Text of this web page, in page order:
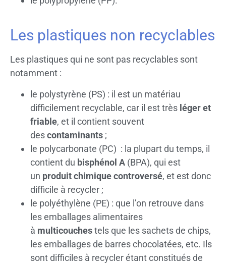
Les plastiques non recyclables
Les plastiques qui ne sont pas recyclables sont
notamment :
le polystyrène (PS) : il est un matériau
difficilement recyclable, car il est très léger et
friable, et il contient souvent
descontaminants ;
le polycarbonate (PC) : la plupart du temps, il
contient du bisphénol A (BPA), qui est
un produit chimique controversé, et est donc
difficile à recycler ;
le polyéthylène (PE) : que l’on retrouve dans
les emballages alimentaires
à multicouchestels que les sachets de chips,
les emballages de barres chocolatées, etc. Ils
sont difficiles à recycler étant constitués de